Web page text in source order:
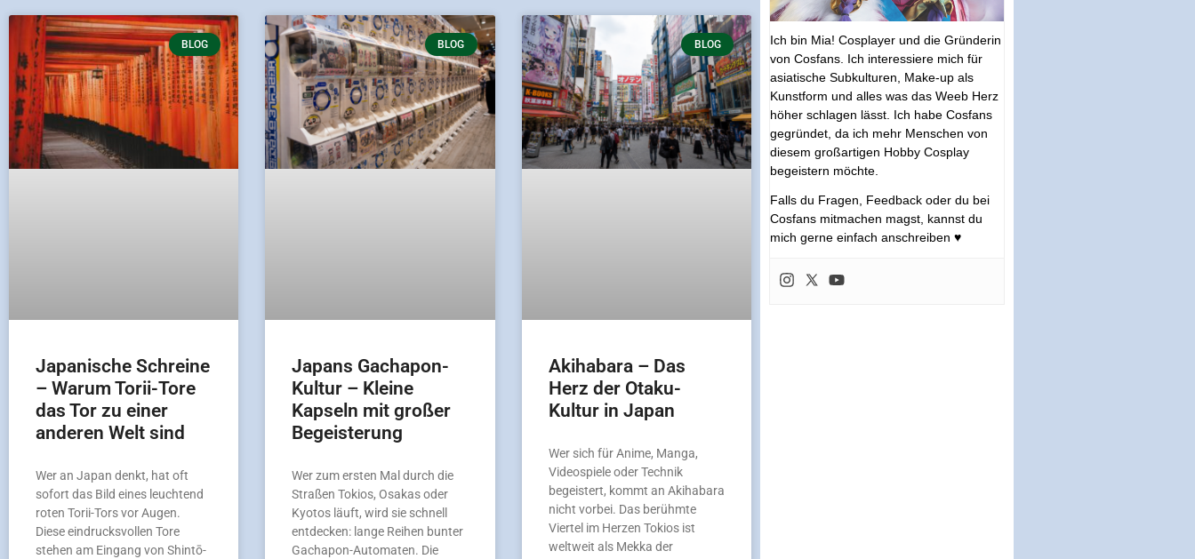
BLOG
Japanische Schreine
– Warum Torii-Tore
das Tor zu einer
anderen Welt sind
Wer an Japan denkt, hat oft
sofort das Bild eines leuchtend
roten Torii-Tors vor Augen.
Diese eindrucksvollen Tore
stehen am Eingang von Shintō-
BLOG
Japans Gachapon-
Kultur – Kleine
Kapseln mit großer
Begeisterung
Wer zum ersten Mal durch die
Straßen Tokios, Osakas oder
Kyotos läuft, wird sie schnell
entdecken: lange Reihen bunter
Gachapon-Automaten. Die
BLOG
Akihabara – Das
Herz der Otaku-
Kultur in Japan
Wer sich für Anime, Manga,
Videospiele oder Technik
begeistert, kommt an Akihabara
nicht vorbei. Das berühmte
Viertel im Herzen Tokios ist
weltweit als Mekka der
Ich bin Mia! Cosplayer und die Gründerin
von Cosfans. Ich interessiere mich für
asiatische Subkulturen, Make-up als
Kunstform und alles was das Weeb Herz
höher schlagen lässt. Ich habe Cosfans
gegründet, da ich mehr Menschen von
diesem großartigen Hobby Cosplay
begeistern möchte.
Falls du Fragen, Feedback oder du bei
Cosfans mitmachen magst, kannst du
mich gerne einfach anschreiben ♥